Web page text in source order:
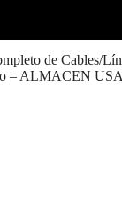
de Cables/
– ALMACEN